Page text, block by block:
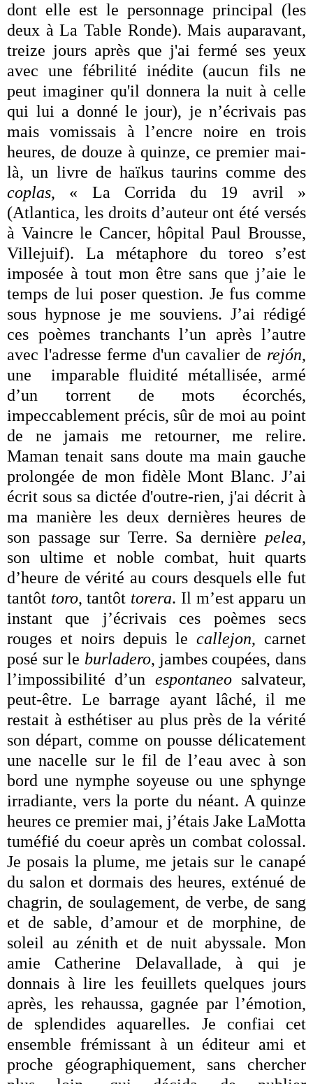
dont elle est le personnage principal (les
deux à La Table Ronde). Mais auparavant,
treize jours après que j'ai fermé ses yeux
avec une fébrilité inédite (aucun fils ne
peut imaginer qu'il donnera la nuit à celle
qui lui a donné le jour), je n’écrivais pas
mais vomissais à l’encre noire en trois
heures, de douze à quinze, ce premier mai-
là, un livre de haïkus taurins comme des
coplas, « La Corrida du 19 avril »
(Atlantica, les droits d’auteur ont été versés
à Vaincre le Cancer, hôpital Paul Brousse,
Villejuif). La métaphore du toreo s’est
imposée à tout mon être sans que j’aie le
temps de lui poser question. Je fus comme
sous hypnose je me souviens. J’ai rédigé
ces poèmes tranchants l’un après l’autre
avec l'adresse ferme d'un cavalier de rejón,
une imparable fluidité métallisée, armé
d’un torrent de mots écorchés,
impeccablement précis, sûr de moi au point
de ne jamais me retourner, me relire.
Maman tenait sans doute ma main gauche
prolongée de mon fidèle Mont Blanc. J’ai
écrit sous sa dictée d'outre-rien, j'ai décrit à
ma manière les deux dernières heures de
son passage sur Terre. Sa dernière pelea,
son ultime et noble combat, huit quarts
d’heure de vérité au cours desquels elle fut
tantôt toro, tantôt torera. Il m’est apparu un
instant que j’écrivais ces poèmes secs
rouges et noirs depuis le callejon, carnet
posé sur le burladero, jambes coupées, dans
l’impossibilité d’un espontaneosalvateur,
peut-être. Le barrage ayant lâché, il me
restait à esthétiser au plus près de la vérité
son départ, comme on pousse délicatement
une nacelle sur le fil de l’eau avec à son
bord une nymphe soyeuse ou une sphynge
irradiante, vers la porte du néant. A quinze
heures ce premier mai, j’étais Jake LaMotta
tuméfié du coeur après un combat colossal.
Je posais la plume, me jetais sur le canapé
du salon et dormais des heures, exténué de
chagrin, de soulagement, de verbe, de sang
et de sable, d’amour et de morphine, de
soleil au zénith et de nuit abyssale. Mon
amie Catherine Delavallade, à qui je
donnais à lire les feuillets quelques jours
après, les rehaussa, gagnée par l’émotion,
de splendides aquarelles. Je confiai cet
ensemble frémissant à un éditeur ami et
proche géographiquement, sans chercher